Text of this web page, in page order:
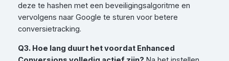
deze te hashen met een beveiligingsalgoritme en
vervolgens naar Google te sturen voor betere
conversietracking.
Q3. Hoe lang duurt het voordat Enhanced